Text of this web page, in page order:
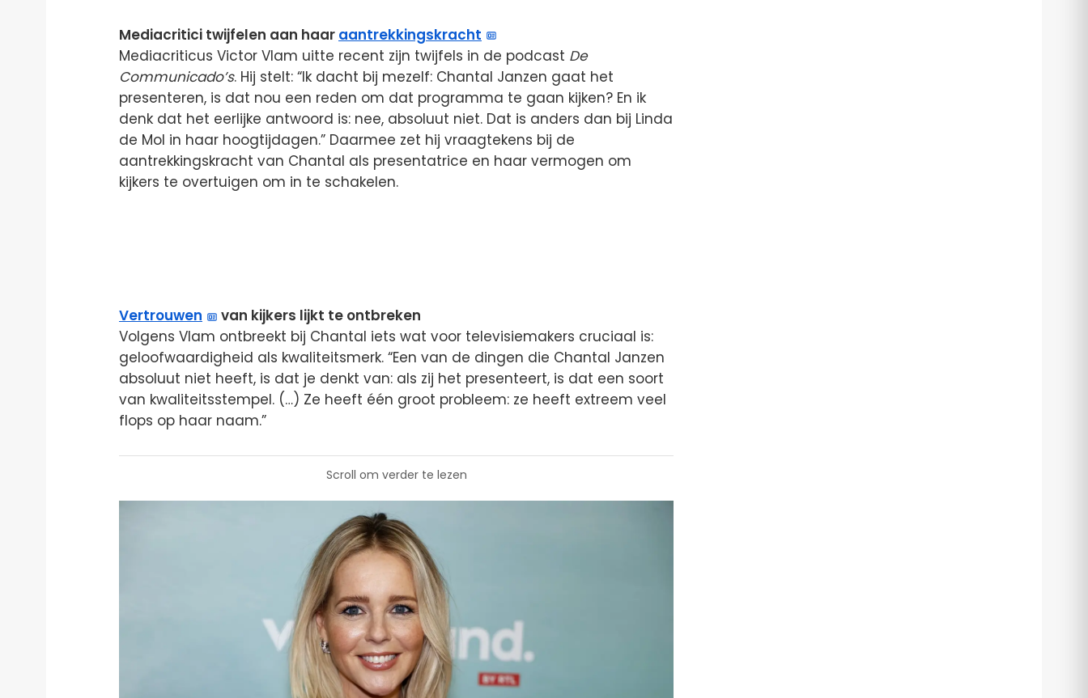
Mediacritici twijfelen aan haar aantrekkingskracht
Mediacriticus Victor Vlam uitte recent zijn twijfels in de podcast De
Communicado’s. Hij stelt: “Ik dacht bij mezelf: Chantal Janzen gaat het
presenteren, is dat nou een reden om dat programma te gaan kijken? En ik
denk dat het eerlijke antwoord is: nee, absoluut niet. Dat is anders dan bij Linda
de Mol in haar hoogtijdagen.” Daarmee zet hij vraagtekens bij de
aantrekkingskracht van Chantal als presentatrice en haar vermogen om
kijkers te overtuigen om in te schakelen.
Vertrouwen
van kijkers lijkt te ontbreken
Volgens Vlam ontbreekt bij Chantal iets wat voor televisiemakers cruciaal is:
geloofwaardigheid als kwaliteitsmerk. “Een van de dingen die Chantal Janzen
absoluut niet heeft, is dat je denkt van: als zij het presenteert, is dat een soort
van kwaliteitsstempel. (…) Ze heeft één groot probleem: ze heeft extreem veel
flops op haar naam.”
Scroll om verder te lezen